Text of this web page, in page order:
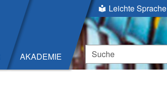
AKADEMIE
Leichte Sprache
Suche